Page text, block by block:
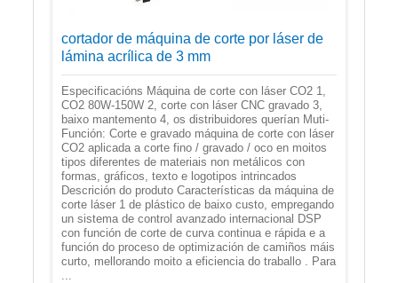
cortador de máquina de corte por láser de
lámina acrílica de 3 mm
Especificacións Máquina de corte con láser CO2 1,
CO2 80W-150W 2, corte con láser CNC gravado 3,
baixo mantemento 4, os distribuidores querían Muti-
Función: Corte e gravado máquina de corte con láser
CO2 aplicada a corte fino / gravado / oco en moitos
tipos diferentes de materiais non metálicos con
formas, gráficos, texto e logotipos intrincados
Descrición do produto Características da máquina de
corte láser 1 de plástico de baixo custo, empregando
un sistema de control avanzado internacional DSP
con función de corte de curva continua e rápida e a
función do proceso de optimización de camiños máis
curto, mellorando moito a eficiencia do traballo . Para
...